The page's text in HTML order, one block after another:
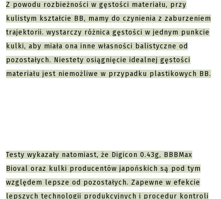
Z powodu rozbieżności w gęstości materiału, przy
kulistym kształcie BB, mamy do czynienia z zaburzeniem
trajektorii. wystarczy różnica gęstości w jednym punkcie
kulki, aby miała ona inne własności balistyczne od
pozostałych. Niestety osiągnięcie idealnej gęstości
materiału jest niemożliwe w przypadku plastikowych BB.
Testy wykazały natomiast, że Digicon 0.43g, BBBMax
Bioval oraz kulki producentów japońskich są pod tym
względem lepsze od pozostałych. Zapewne w efekcie
lepszych technologii produkcyjnych i procedur kontroli